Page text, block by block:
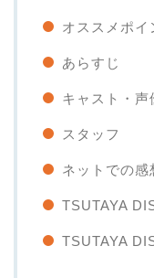
オススメポイ
あらすじ
キャスト・声
スタッフ
ネットでの感
TSUTAYA
TSUTAYA